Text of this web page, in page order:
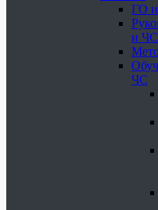
ГО
и ЧС
ЧС